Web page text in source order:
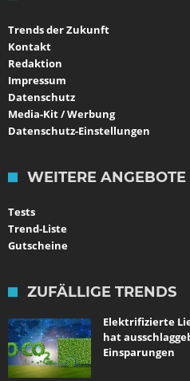
Trends der Zukunft
Kontakt
Redaktion
Impressum
Datenschutz
Media-Kit / Werbung
Datenschutz-Einstellungen
WEITERE ANGEBOTE
Tests
Trend-Liste
Gutscheine
ZUFÄLLIGE TRENDS
Elektrifizierte
hat
Einsparungen